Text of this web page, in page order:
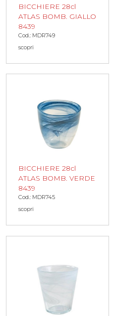
BICCHIERE 28cl
ATLAS BOMB. GIALLO
8439
Cod.: MDR749
scopri
BICCHIERE 28cl
ATLAS BOMB. VERDE
8439
Cod.: MDR745
scopri